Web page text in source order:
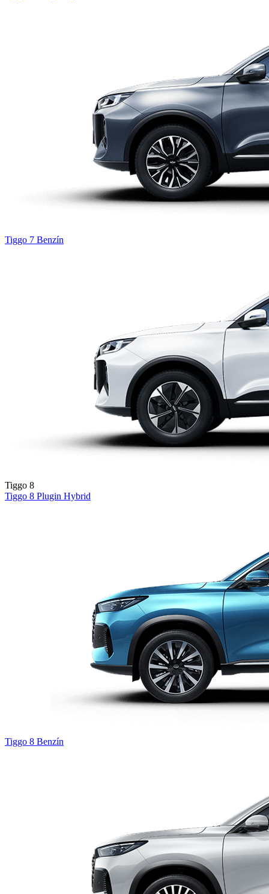
Tiggo 7 Benzín
Tiggo 8
Tiggo 8 Plugin Hybrid
Tiggo 8 Benzín